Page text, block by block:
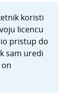
koristi
licencu
pristup do
sam uredi